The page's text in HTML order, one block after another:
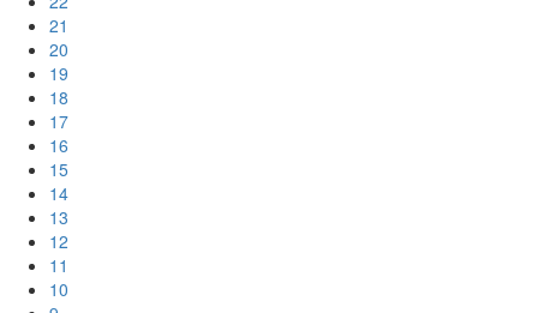
21
20
19
18
17
16
15
14
13
12
11
10